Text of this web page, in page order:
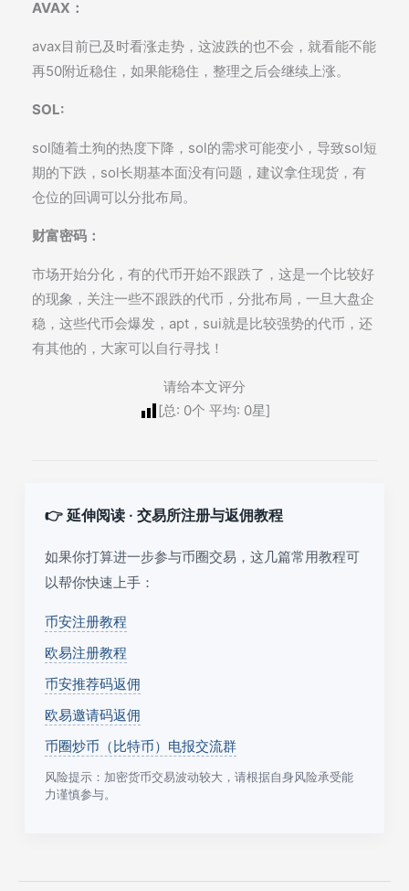
AVAX：
avax目前已及时看涨走势，这波跌的也不会，就看能不能
再50附近稳住，如果能稳住，整理之后会继续上涨。
SOL:
sol随着土狗的热度下降，sol的需求可能变小，导致sol短
期的下跌，sol长期基本面没有问题，建议拿住现货，有
仓位的回调可以分批布局。
财富密码：
市场开始分化，有的代币开始不跟跌了，这是一个比较好
的现象，关注一些不跟跌的代币，分批布局，一旦大盘企
稳，这些代币会爆发，apt，sui就是比较强势的代币，还
有其他的，大家可以自行寻找！
请给本文评分
[总: 0个 平均: 0星]
👉 延伸阅读 · 交易所注册与返佣教程
如果你打算进一步参与币圈交易，这几篇常用教程可
以帮你快速上手：
币安注册教程
欧易注册教程
币安推荐码返佣
欧易邀请码返佣
币圈炒币（比特币）电报交流群
风险提示：加密货币交易波动较大，请根据自身风险承受能
力谨慎参与。